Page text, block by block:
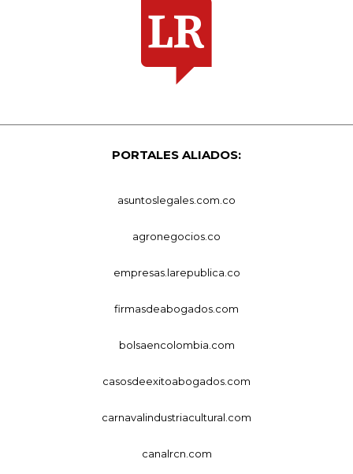
PORTALES ALIADOS:
asuntoslegales.com.co
agronegocios.co
empresas.larepublica.co
firmasdeabogados.com
bolsaencolombia.com
casosdeexitoabogados.com
carnavalindustriacultural.com
canalrcn.com